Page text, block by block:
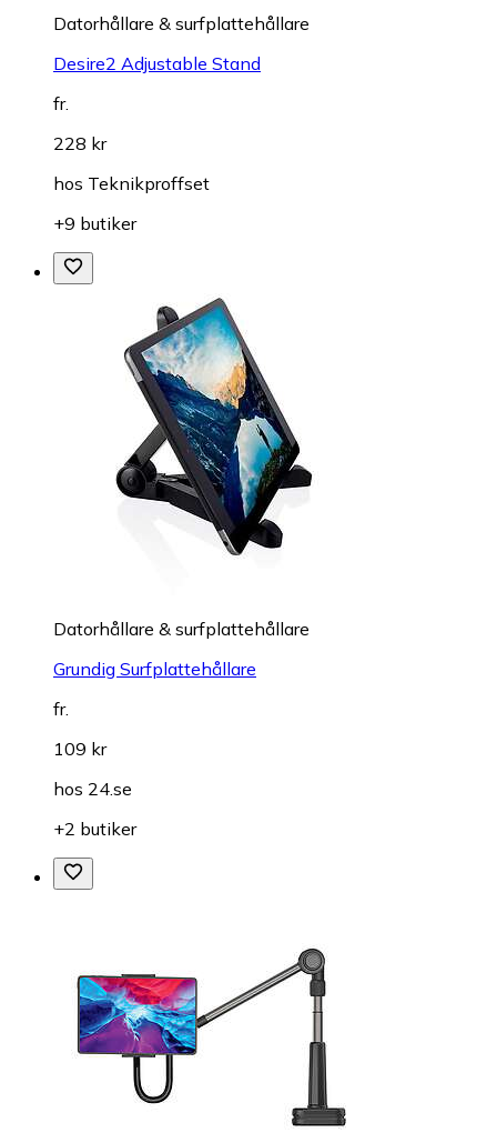
Datorhållare & surfplattehållare
Desire2 Adjustable Stand
fr.
228 kr
hos Teknikproffset
+9 butiker
Datorhållare & surfplattehållare
Grundig Surfplattehållare
fr.
109 kr
hos 24.se
+2 butiker